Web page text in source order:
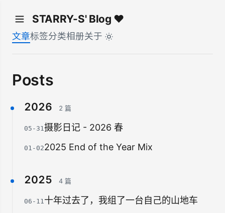
STARRY-S' Blog ♥
文章标签分类相册关于
Posts
2026 2 篇
05-31摄影日记 - 2026 春
01-022025 End of the Year Mix
2025 4 篇
06-11十年过去了，我组了一台自己的山地车